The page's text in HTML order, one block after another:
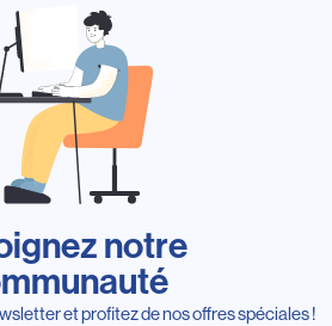
notre
et profitez de nos offres spéciales !